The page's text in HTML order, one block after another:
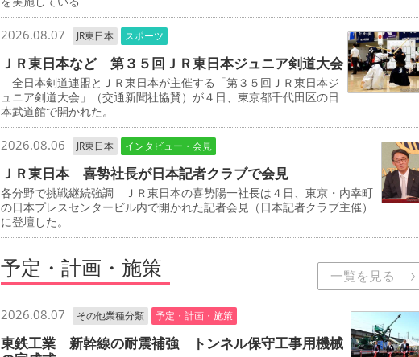
2026.08.07 JR東日本 スポーツ
ＪＲ東日本など 第３５回ＪＲ東日本ジュニア剣道大会
全日本剣道連盟とＪＲ東日本が主催する「第３５回ＪＲ東日本ジ
ュニア剣道大会」（交通新聞社協賛）が４日、東京都千代田区の日
本武道館で開かれた。
2026.08.06 JR東日本 インタビュー・会見
ＪＲ東日本 喜㔟社長が日本記者クラブで会見
各分野で挑戦継続強調 ＪＲ東日本の喜㔟陽一社長は４日、東京・内幸町
の日本プレスセンタービル内で開かれた記者会見（日本記者クラブ主催）
に登壇した。
予定・計画・施策 一覧を見る
2026.08.07 その他業種分類 予定・計画・施策
東鉄工業 新幹線の耐震補強 トンネル保守工事用機械